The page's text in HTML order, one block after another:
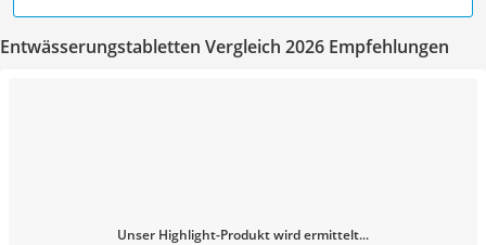
Entwässerungstabletten Vergleich 2026 Empfehlungen
Unser Highlight-Produkt wird ermittelt...